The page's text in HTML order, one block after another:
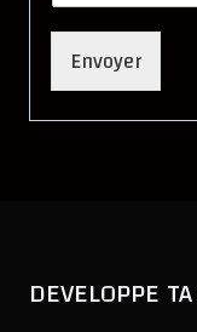
Envoyer
DEVELOPPE